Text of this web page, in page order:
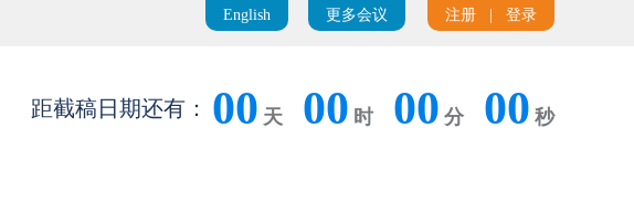
注册 登录
更多会议
English
距截稿日期还有： 00 天 00 时 00 分 00 秒